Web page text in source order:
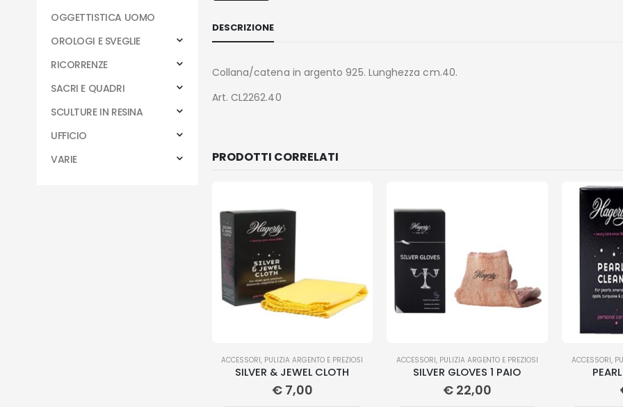
DESCRIZIONE
Collana/catena in argento 925. Lunghezza cm.40.
Art. CL2262.40
PRODOTTI CORRELATI
ACCESSORI, PULIZIA ARGENTO E PREZIOSI
SILVER & JEWEL CLOTH
€7,00
ACCESSORI, PULIZIA ARGENTO E PREZIOSI
SILVER GLOVES 1 PAIO
€22,00
ACCESSORI,
OGGETTISTICA UOMO
OROLOGI E SVEGLIE
RICORRENZE
SACRI E QUADRI
SCULTURE IN RESINA
UFFICIO
VARIE